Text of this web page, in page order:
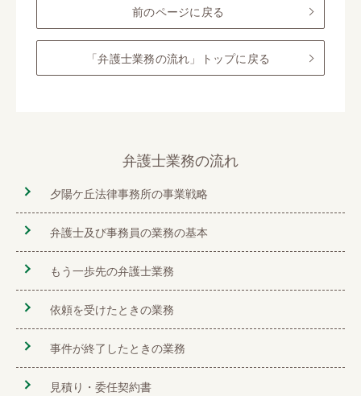
前のページに戻る
「弁護士業務の流れ」トップに戻る
弁護士業務の流れ
夕陽ケ丘法律事務所の事業戦略
弁護士及び事務員の業務の基本
もう一歩先の弁護士業務
依頼を受けたときの業務
事件が終了したときの業務
見積り・委任契約書